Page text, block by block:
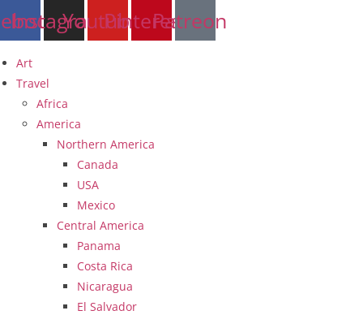
Skip
toInstagram
YoutubePinterestPatreon
Art
Travel
Africa
America
Northern America
Canada
USA
Mexico
Central America
Panama
Costa Rica
Nicaragua
El Salvador